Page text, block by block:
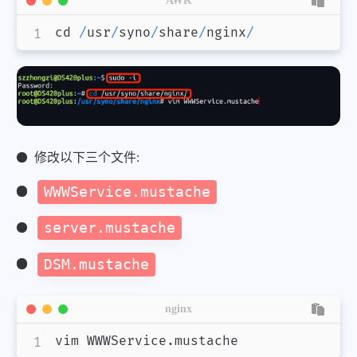
cd /usr/syno/share/nginx/
修改以下三个文件:
WWWService.mustache
server.mustache
DSM.mustache
nginx